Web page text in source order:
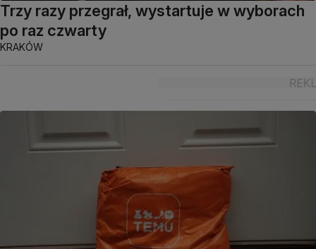
Trzy razy przegrał, wystartuje w wyborach
po raz czwarty
KRAKÓW